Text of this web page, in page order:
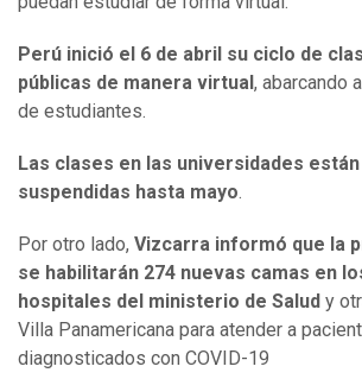
Perú inició el 6 de abril su ciclo de
públicas de manera virtual , abarcando
de estudiantes.
Las clases en las universidades
suspendidas hasta mayo.
Por otro lado, Vizcarra informó que la
se habilitarán 274 nuevas camas en
hospitales del ministerio de Salud y
Villa Panamericana para atender a
diagnosticados con COVID-19